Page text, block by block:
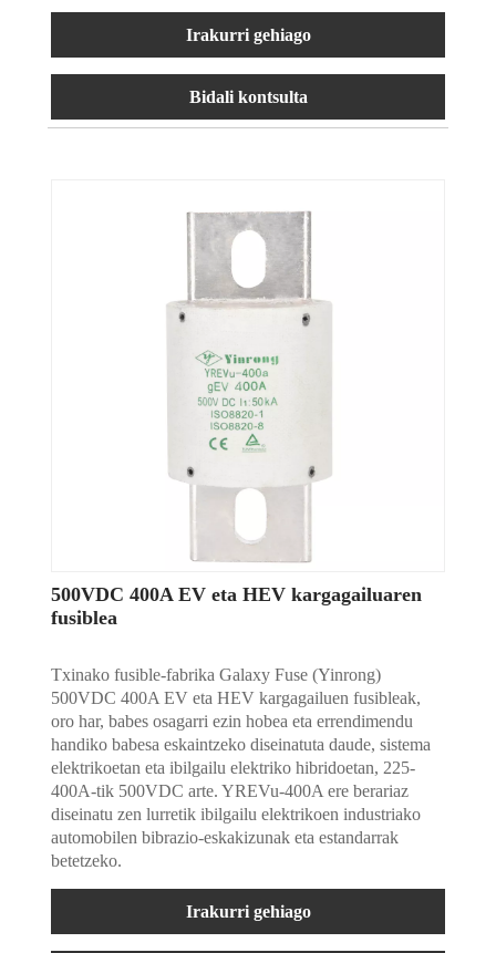
Irakurri gehiago
Bidali kontsulta
500VDC 400A EV eta HEV kargagailuaren
fusiblea
Txinako fusible-fabrika Galaxy Fuse (Yinrong)
500VDC 400A EV eta HEV kargagailuen fusibleak,
oro har, babes osagarri ezin hobea eta errendimendu
handiko babesa eskaintzeko diseinatuta daude, sistema
elektrikoetan eta ibilgailu elektriko hibridoetan, 225-
400A-tik 500VDC arte. YREVu-400A ere berariaz
diseinatu zen lurretik ibilgailu elektrikoen industriako
automobilen bibrazio-eskakizunak eta estandarrak
betetzeko.
Irakurri gehiago